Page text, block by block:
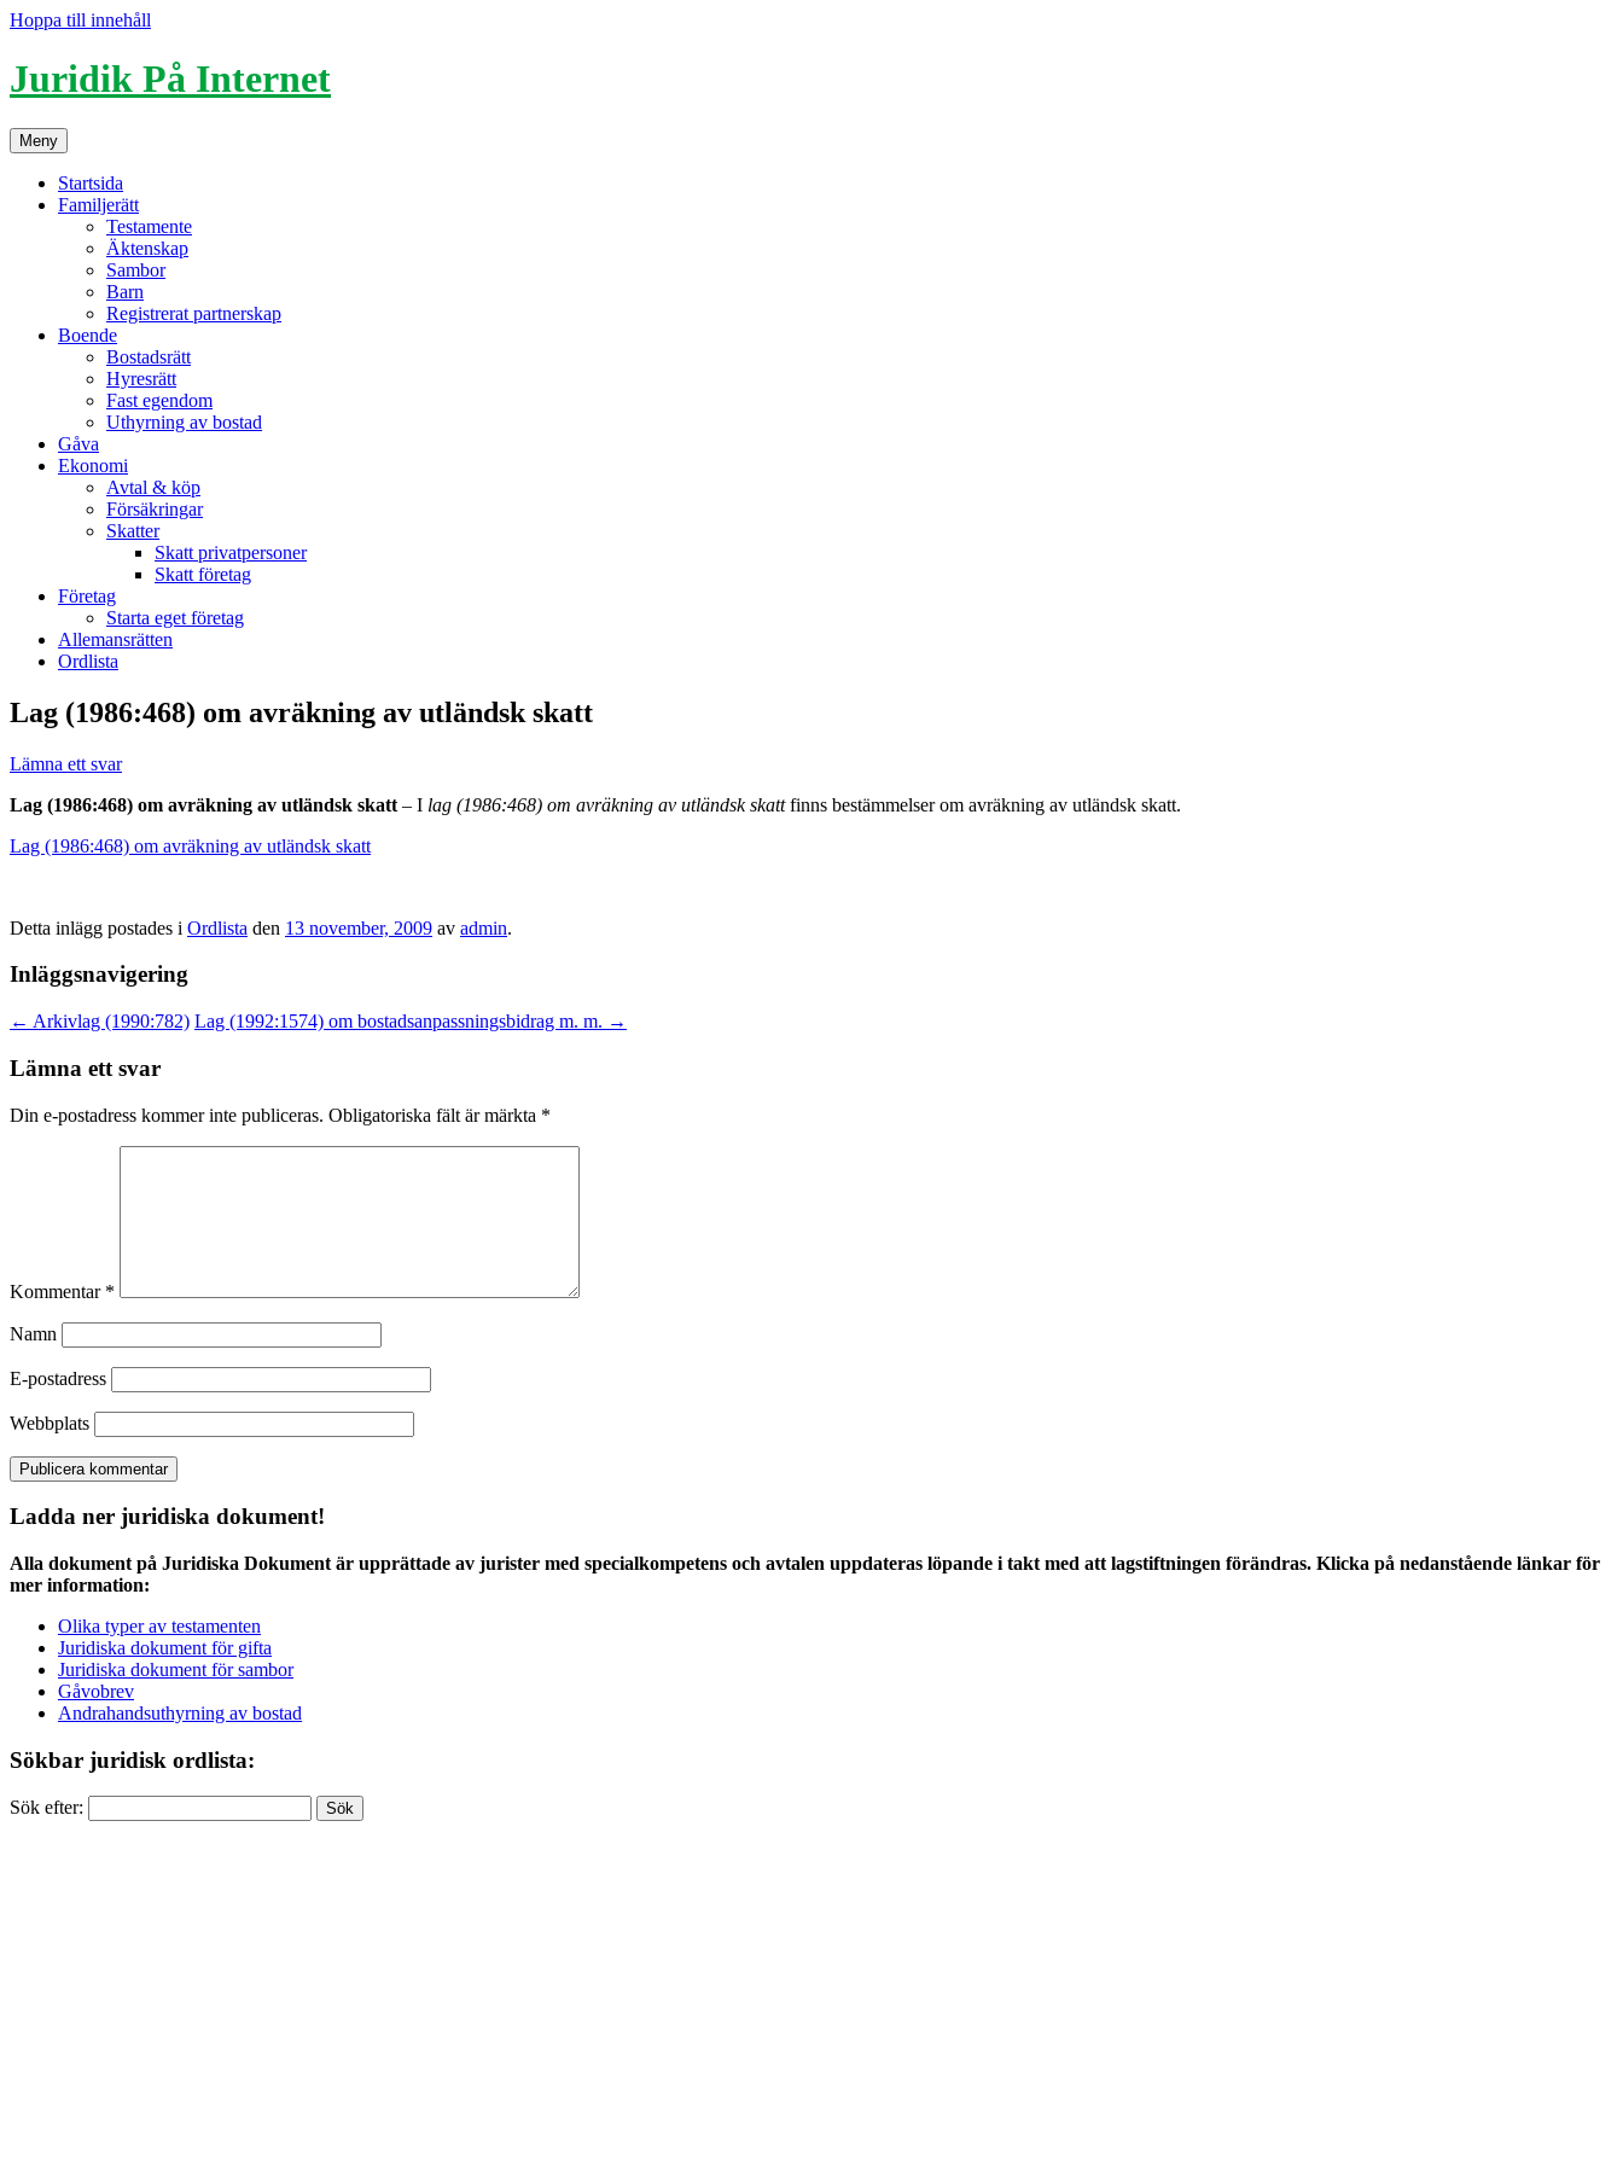
Hoppa till innehåll
Juridik På Internet
Meny
Startsida
Familjerätt
Testamente
Äktenskap
Sambor
Barn
Registrerat partnerskap
Boende
Bostadsrätt
Hyresrätt
Fast egendom
Uthyrning av bostad
Gåva
Ekonomi
Avtal & köp
Försäkringar
Skatter
Skatt privatpersoner
Skatt företag
Företag
Starta eget företag
Allemansrätten
Ordlista
Lag (1986:468) om avräkning av utländsk skatt
Lämna ett svar
Lag (1986:468) om avräkning av utländsk skatt – I lag (1986:468) om avräkning av utländsk skattfinns bestämmelser om avräkning av utländsk skatt.
Lag (1986:468) om avräkning av utländsk skatt
Detta inlägg postades i Ordlista den 13 november, 2009 av admin.
Inläggsnavigering
← Arkivlag (1990:782) Lag (1992:1574) om bostadsanpassningsbidrag m. m. →
Lämna ett svar
Din e-postadress kommer inte publiceras. Obligatoriska fält är märkta *
Kommentar *
Namn
E-postadress
Webbplats
Ladda ner juridiska dokument!
Alla dokument på Juridiska Dokument är upprättade av jurister med specialkompetens och avtalen uppdateras löpande i takt med att lagstiftningen förändras. Klicka på nedanstående länkar för
mer information:
Olika typer av testamenten
Juridiska dokument för gifta
Juridiska dokument för sambor
Gåvobrev
Andrahandsuthyrning av bostad
Sökbar juridisk ordlista:
Sök efter: